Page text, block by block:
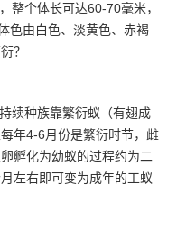
整个体长可达60-70毫米，
色由白色、淡黄色、赤褐
？
续种族靠繁衍蚁（有翅成
年4-6月份是繁衍时节，雌
孵化为幼蚁的过程约为二
左右即可变为成年的工蚁